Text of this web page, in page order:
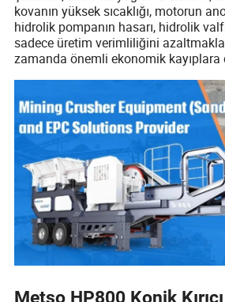
kovanın yüksek sıcaklığı, motorun
hidrolik pompanın hasarı, hidrolik
sadece üretim verimliliğini
zamanda önemli ekonomik kayıplara
Metso HP800 Konik